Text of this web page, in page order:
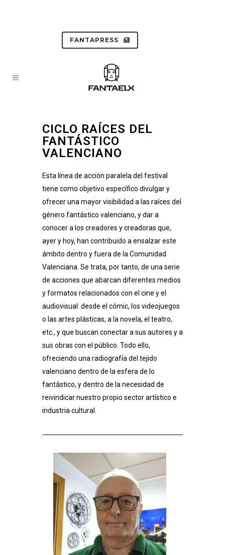
FANTAPRESS
CICLO RAÍCES DEL
FANTÁSTICO
VALENCIANO
Esta línea de acción paralela del festival
tiene como objetivo específico divulgar y
ofrecer una mayor visibilidad a las raíces del
género fantástico valenciano, y dar a
conocer a los creadores y creadoras que,
ayer y hoy, han contribuido a ensalzar este
ámbito dentro y fuera de la Comunidad
Valenciana. Se trata, por tanto, de una serie
de acciones que abarcan diferentes medios
y formatos relacionados con el cine y el
audiovisual: desde el cómic, los videojuegos
o las artes plásticas, a la novela, el teatro,
etc., y que buscan conectar a sus autores y a
sus obras con el público. Todo ello,
ofreciendo una radiografía del tejido
valenciano dentro de la esfera de lo
fantástico, y dentro de la necesidad de
reivindicar nuestro propio sector artístico e
industria cultural.